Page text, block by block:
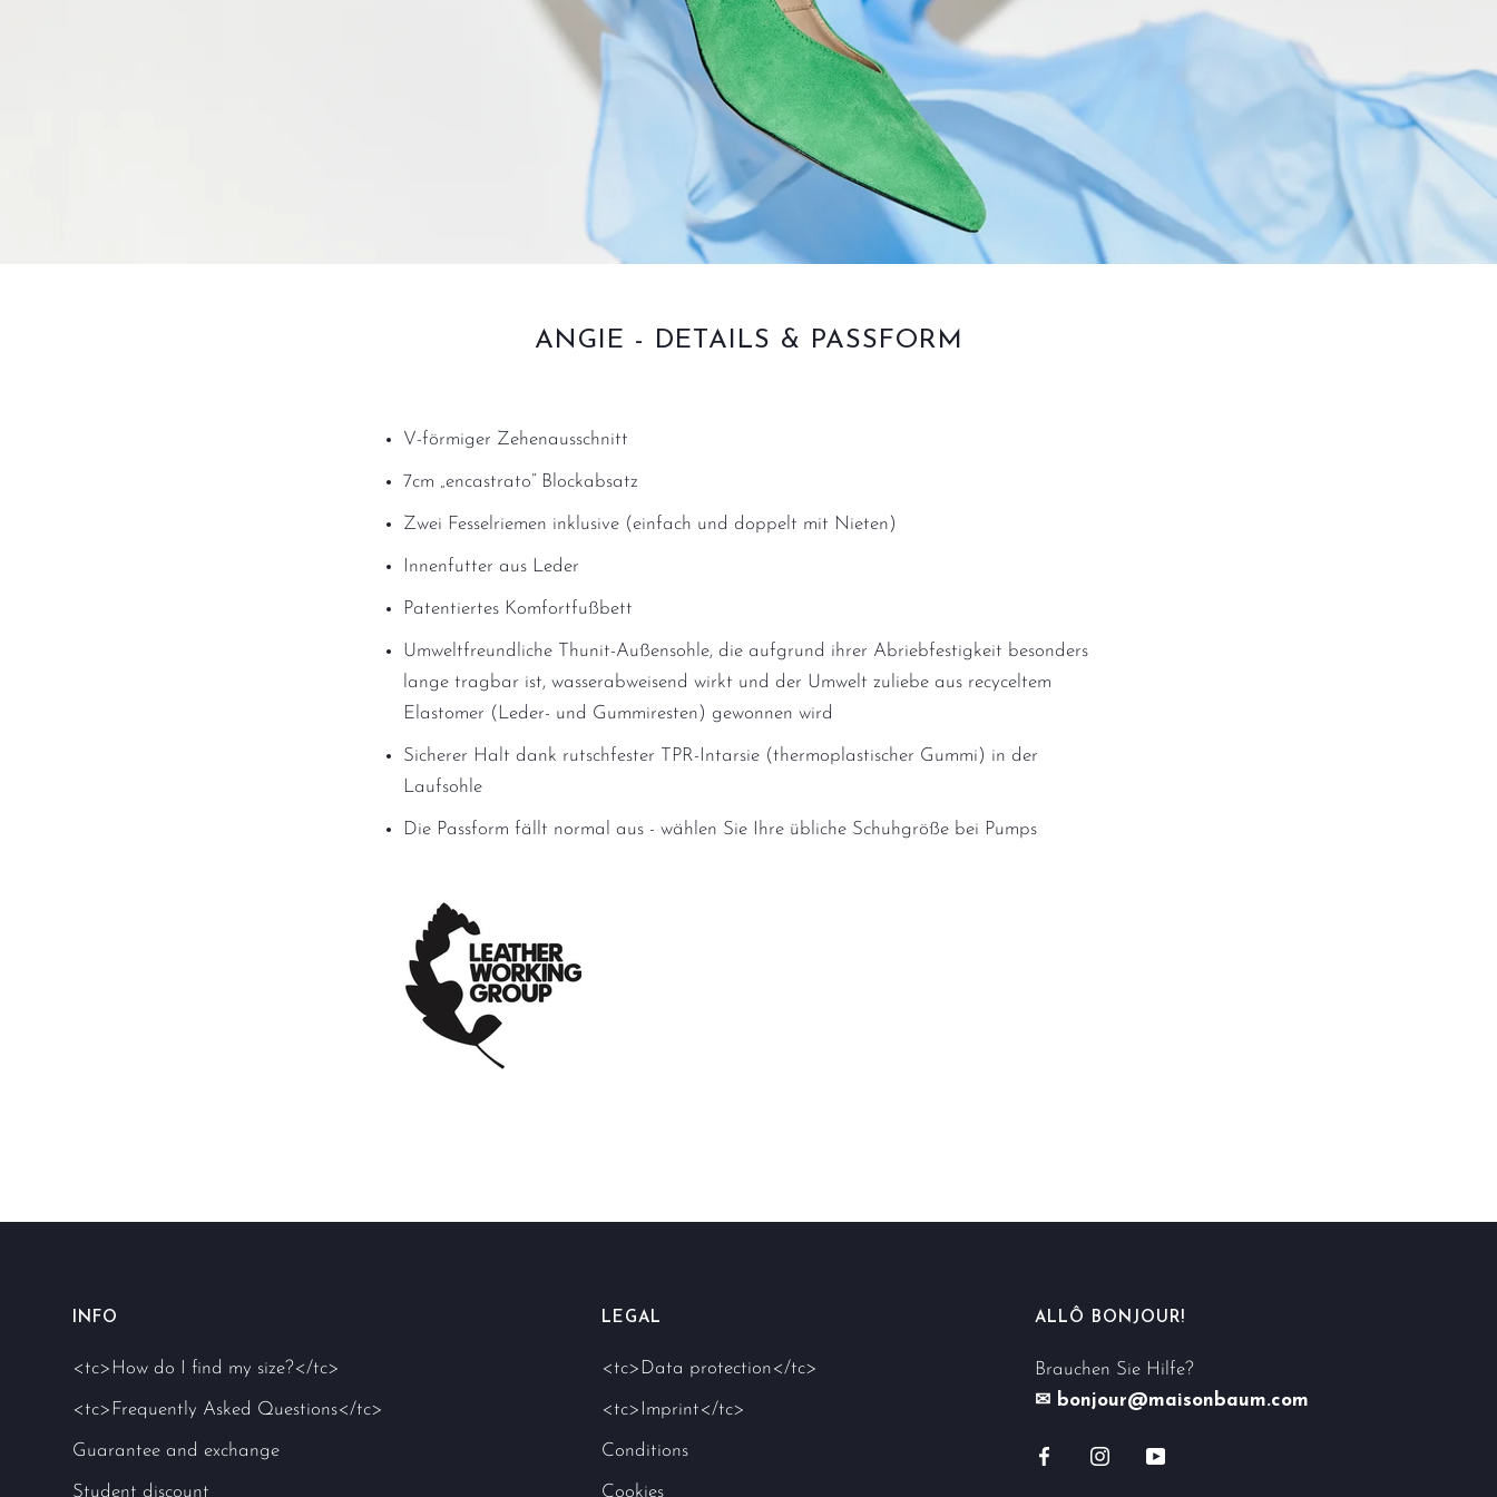
ANGIE - DETAILS & PASSFORM
V-förmiger Zehenausschnitt
7cm „encastrato“ Blockabsatz
Zwei Fesselriemen inklusive (einfach und doppelt mit Nieten)
Innenfutter aus Leder
Patentiertes Komfortfußbett
Umweltfreundliche Thunit-Außensohle, die aufgrund ihrer Abriebfestigkeit besonders
lange tragbar ist, wasserabweisend wirkt und der Umwelt zuliebe aus recyceltem
Elastomer (Leder- und Gummiresten) gewonnen wird
Sicherer Halt dank rutschfester TPR-Intarsie (thermoplastischer Gummi) in der
Laufsohle
Die Passform fällt normal aus - wählen Sie Ihre übliche Schuhgröße bei Pumps
INFO
<tc>How do I find my size?</tc>
<tc>Frequently Asked Questions</tc>
Guarantee and exchange
Student discount
LEGAL
<tc>Data protection</tc>
<tc>Imprint</tc>
Conditions
Cookies
ALLÔ BONJOUR!
Brauchen Sie Hilfe?
✉ bonjour@maisonbaum.com